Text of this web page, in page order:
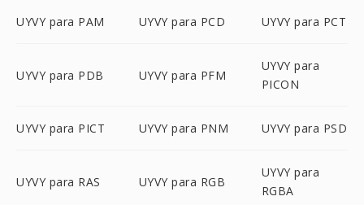
UYVY para PAM UYVY para PCD UYVY para PCT
UYVY para PDB UYVY para PFM
UYVY para
PICON
UYVY para PICT UYVY para PNM UYVY para PSD
UYVY para RAS UYVY para RGB
UYVY para
RGBA